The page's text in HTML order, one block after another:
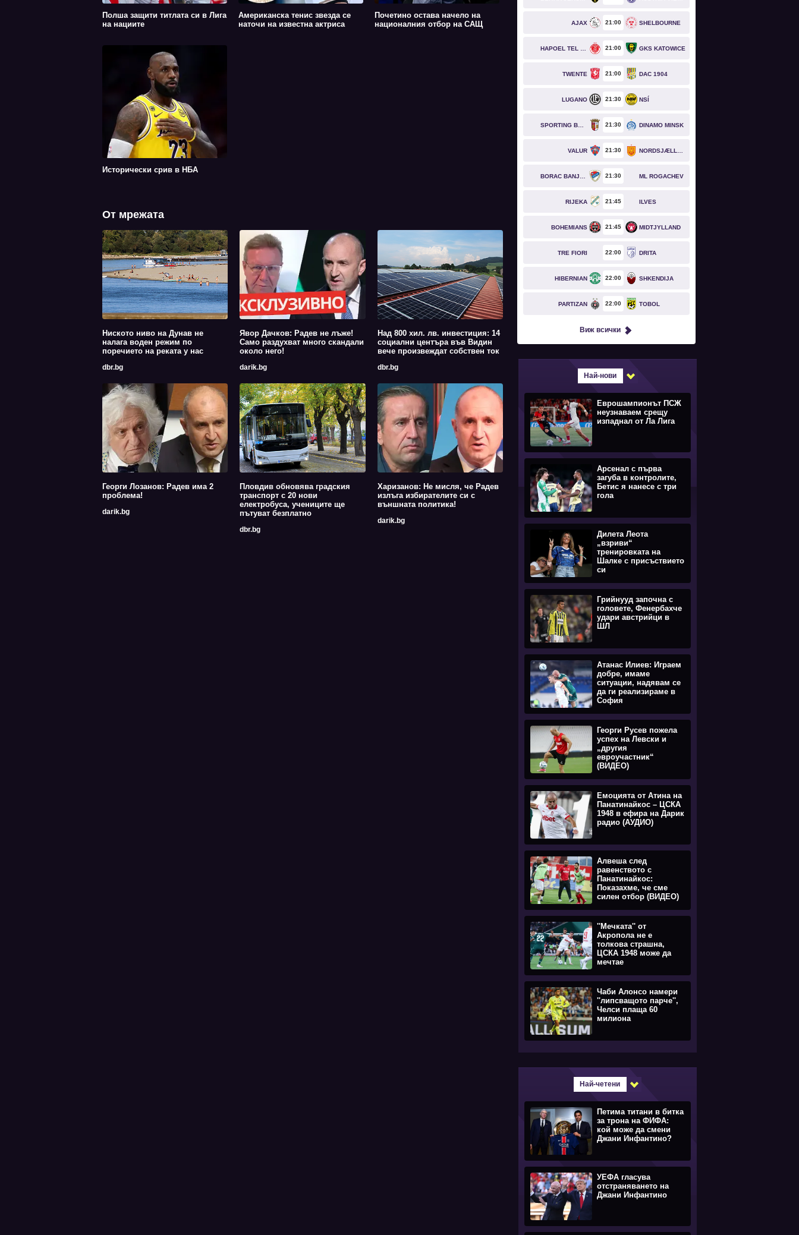
Полша защити титлата си в Лига
на нациите
Американска тенис звезда се
наточи на известна актриса
Почетино остава начело на
националния отбор на САЩ
Исторически срив в НБА
От мрежата
Ниското ниво на Дунав не
налага воден режим по
поречието на реката у нас
dbr.bg
Явор Дачков: Радев не лъже!
Само раздухват много скандали
около него!
darik.bg
Над 800 хил. лв. инвестиция: 14
социални центъра във Видин
вече произвеждат собствен ток
dbr.bg
Георги Лозанов: Радев има 2
проблема!
darik.bg
Пловдив обновява градския
транспорт с 20 нови
електробуса, учениците ще
пътуват безплатно
dbr.bg
Харизанов: Не мисля, че Радев
излъга избирателите си с
външната политика!
darik.bg
AJAX 21 00 SHELBOURNE
21 00 GKS KATOWICE
TWENTE 21 00 DAC 1904
LUGANO 21 30 NSÍ
21 30 DINAMO MINSK
VALUR 21 30
21 30 ML ROGACHEV
RIJEKA 21 45 ILVES
BOHEMIANS 21 45 MIDTJYLLAND
TRE FIORI 22 00 DRITA
HIBERNIAN 22 00 SHKENDIJA
PARTIZAN 22 00 TOBOL
Виж всички
Най-нови
Еврошампионът ПСЖ
неузнаваем срещу
изпаднал от Ла Лига
Арсенал с първа
загуба в контролите,
Бетис я нанесе с три
гола
Дилета Леота
„взриви“
тренировката на
Шалке с присъствието
си
Грийнууд започна с
головете, Фенербахче
удари австрийци в
ШЛ
Атанас Илиев: Играем
добре, имаме
ситуации, надявам се
да ги реализираме в
София
Георги Русев пожела
успех на Левски и
„другия
евроучастник“
(ВИДЕО)
Емоцията oт Атина на
Панатинайкос – ЦСКА
1948 в ефира на Дарик
радио (АУДИО)
Алвеша след
равенството с
Панатинайкос:
Показахме, че сме
силен отбор (ВИДЕО)
''Мечката'' от
Акропола не е
толкова страшна,
ЦСКА 1948 може да
мечтае
Чаби Алонсо намери
''липсващото парче'',
Челси плаща 60
милиона
Най-четени
Петима титани в битка
за трона на ФИФА:
кой може да смени
Джани Инфантино?
УЕФА гласува
отстраняването на
Джани Инфантино